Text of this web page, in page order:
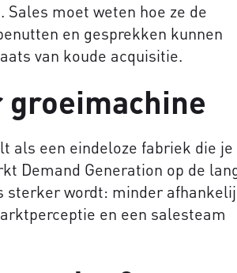
moet weten hoe ze de
en gesprekken kunnen
van koude acquisitie.
groeimachine
als een eindeloze fabriek die je
Demand Generation op de
sterker wordt: minder
en een salesteam